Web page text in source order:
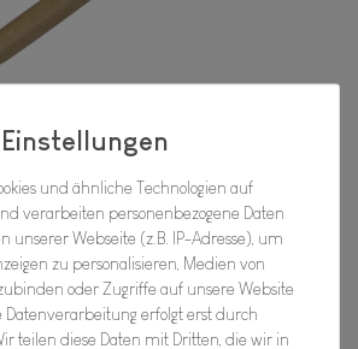
25 cm
und ähnliche Technologien auf
verarbeiten personenbezogene Daten
unserer Webseite (z.B. IP-Adresse), um
zu personalisieren, Medien von
oder Zugriffe auf unsere Website
Datenverarbeitung erfolgt erst durch
teilen diese Daten mit Dritten, die wir in